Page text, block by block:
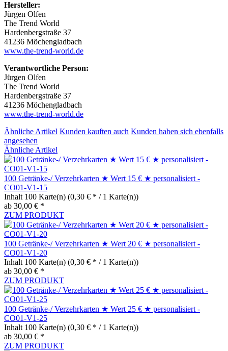
Hersteller:
Jürgen Olfen
The Trend World
Hardenbergstraße 37
41236 Möchengladbach
www.the-trend-world.de
Verantwortliche Person:
Jürgen Olfen
The Trend World
Hardenbergstraße 37
41236 Möchengladbach
www.the-trend-world.de
Ähnliche Artikel Kunden kauften auch Kunden haben sich ebenfalls
angesehen
Ähnliche Artikel
100 Getränke-/ Verzehrkarten ★ Wert 15 € ★ personalisiert -
CO01-V1-15
Inhalt 100 Karte(n) (0,30 € * / 1 Karte(n))
ab 30,00 € *
ZUM PRODUKT
100 Getränke-/ Verzehrkarten ★ Wert 20 € ★ personalisiert -
CO01-V1-20
Inhalt 100 Karte(n) (0,30 € * / 1 Karte(n))
ab 30,00 € *
ZUM PRODUKT
100 Getränke-/ Verzehrkarten ★ Wert 25 € ★ personalisiert -
CO01-V1-25
Inhalt 100 Karte(n) (0,30 € * / 1 Karte(n))
ab 30,00 € *
ZUM PRODUKT